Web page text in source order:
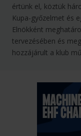
értünk el, köztük
Kupa-győzelmet és
Elnökként
tervezésében és
hozzájárult a klub